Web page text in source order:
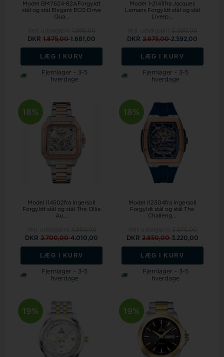
Model BM7624-82AForgyldt
stål og stål Elegant ECO Drive
Qua...
DKR1.875,001.681,00
LÆG I KURV
Fjernlager - 3-5
hverdage
Model 1-2141Ifra Jacques
Lemans Forgyldt stål og stål
Liverp...
DKR2.875,002.592,00
LÆG I KURV
Fjernlager - 3-5
hverdage
18%
Model I14502fra Ingersoll
Forgyldt stål og stål The Ollie
Au...
DKR2.700,004.010,00
LÆG I KURV
Fjernlager - 3-5
hverdage
18%
Model I12304fra Ingersoll
Forgyldt stål og stål The
Challeng...
DKR 2.850,003.220,00
LÆG I KURV
Fjernlager - 3-5
hverdage
19% 19%